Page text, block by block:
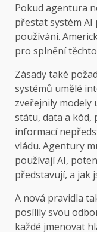
Pokud agentura
přestat systém
používání.
pro splnění
Zásady také
systémů umělé
zveřejnily modely
státu, data a kód,
informací
vládu. Agentury
používají AI,
představují, a jak
A nová pravidla
posílily svou
každé jmenovat